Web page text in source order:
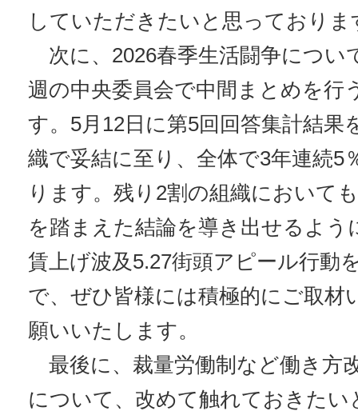
していただきたいと思っておりま
次に、2026春季生活闘争につい
週の中央委員会で中間まとめを行
す。5月12日に第5回回答集計結果
織で妥結に至り、全体で3年連続5
ります。残り2割の組織において
を踏まえた結論を導き出せるよう
賃上げ波及5.27街頭アピール行動
で、ぜひ皆様には積極的にご取材
願いいたします。
最後に、裁量労働制など働き方
について、改めて触れておきたい